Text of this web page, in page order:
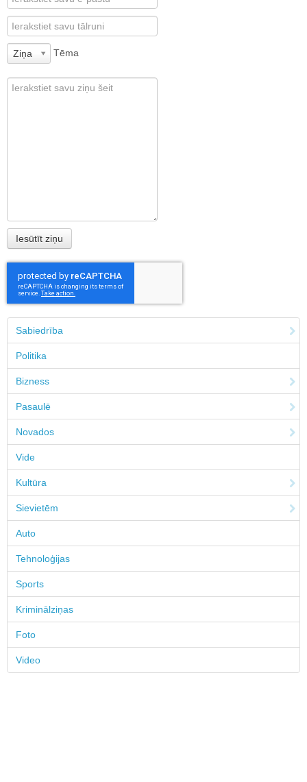
Ziņa Tēma
Sabiedrība
Politika
Bizness
Pasaulē
Novados
Vide
Kultūra
Sievietēm
Auto
Tehnoloģijas
Sports
Kriminālziņas
Foto
Video